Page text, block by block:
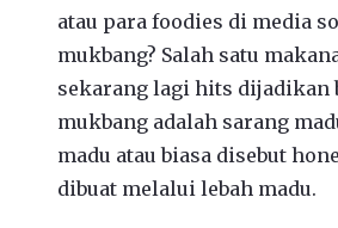
atau para foodies di media
mukbang? Salah satu
sekarang lagi hits dijadikan
mukbang adalah sarang
madu atau biasa disebut
dibuat melalui lebah madu.